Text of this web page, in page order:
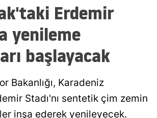
Erdemir
yenileme
başlayacak
Bakanlığı, Karadeniz
Stadı'nı sentetik çim zemin
inşa ederek yenileyecek.